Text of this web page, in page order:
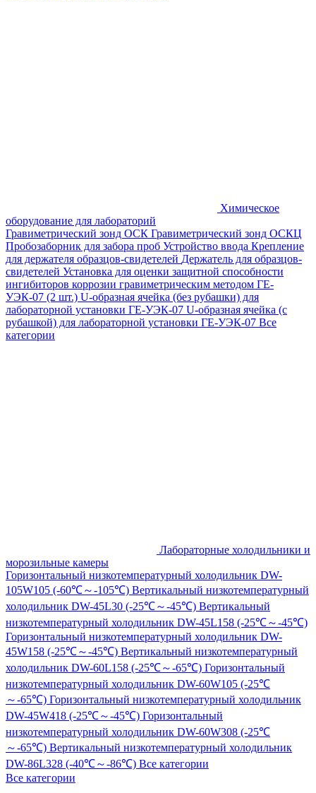
Химическое
оборудование для лабораторий
Гравиметрический зонд ОСК Гравиметрический зонд ОСКЦ
Пробозаборник для забора проб Устройство ввода Крепление
для держателя образцов-свидетелей Держатель для образцов-
свидетелей Установка для оценки защитной способности
ингибиторов коррозии гравиметрическим методом ГЕ-
УЭК-07 (2 шт.) U-образная ячейка (без рубашки) для
лабораторной установки ГЕ-УЭК-07 U-образная ячейка (с
рубашкой) для лабораторной установки ГЕ-УЭК-07 Все
категории
Лабораторные холодильники и
морозильные камеры
Горизонтальный низкотемпературный холодильник DW-
105W105 (-60℃～-105℃) Вертикальный низкотемпературный
холодильник DW-45L30 (-25℃～-45℃) Вертикальный
низкотемпературный холодильник DW-45L158 (-25℃～-45℃)
Горизонтальный низкотемпературный холодильник DW-
45W158 (-25℃～-45℃) Вертикальный низкотемпературный
холодильник DW-60L158 (-25℃～-65℃) Горизонтальный
низкотемпературный холодильник DW-60W105 (-25℃
～-65℃) Горизонтальный низкотемпературный холодильник
DW-45W418 (-25℃～-45℃) Горизонтальный
низкотемпературный холодильник DW-60W308 (-25℃
～-65℃) Вертикальный низкотемпературный холодильник
DW-86L328 (-40℃～-86℃) Все категории
Все категории